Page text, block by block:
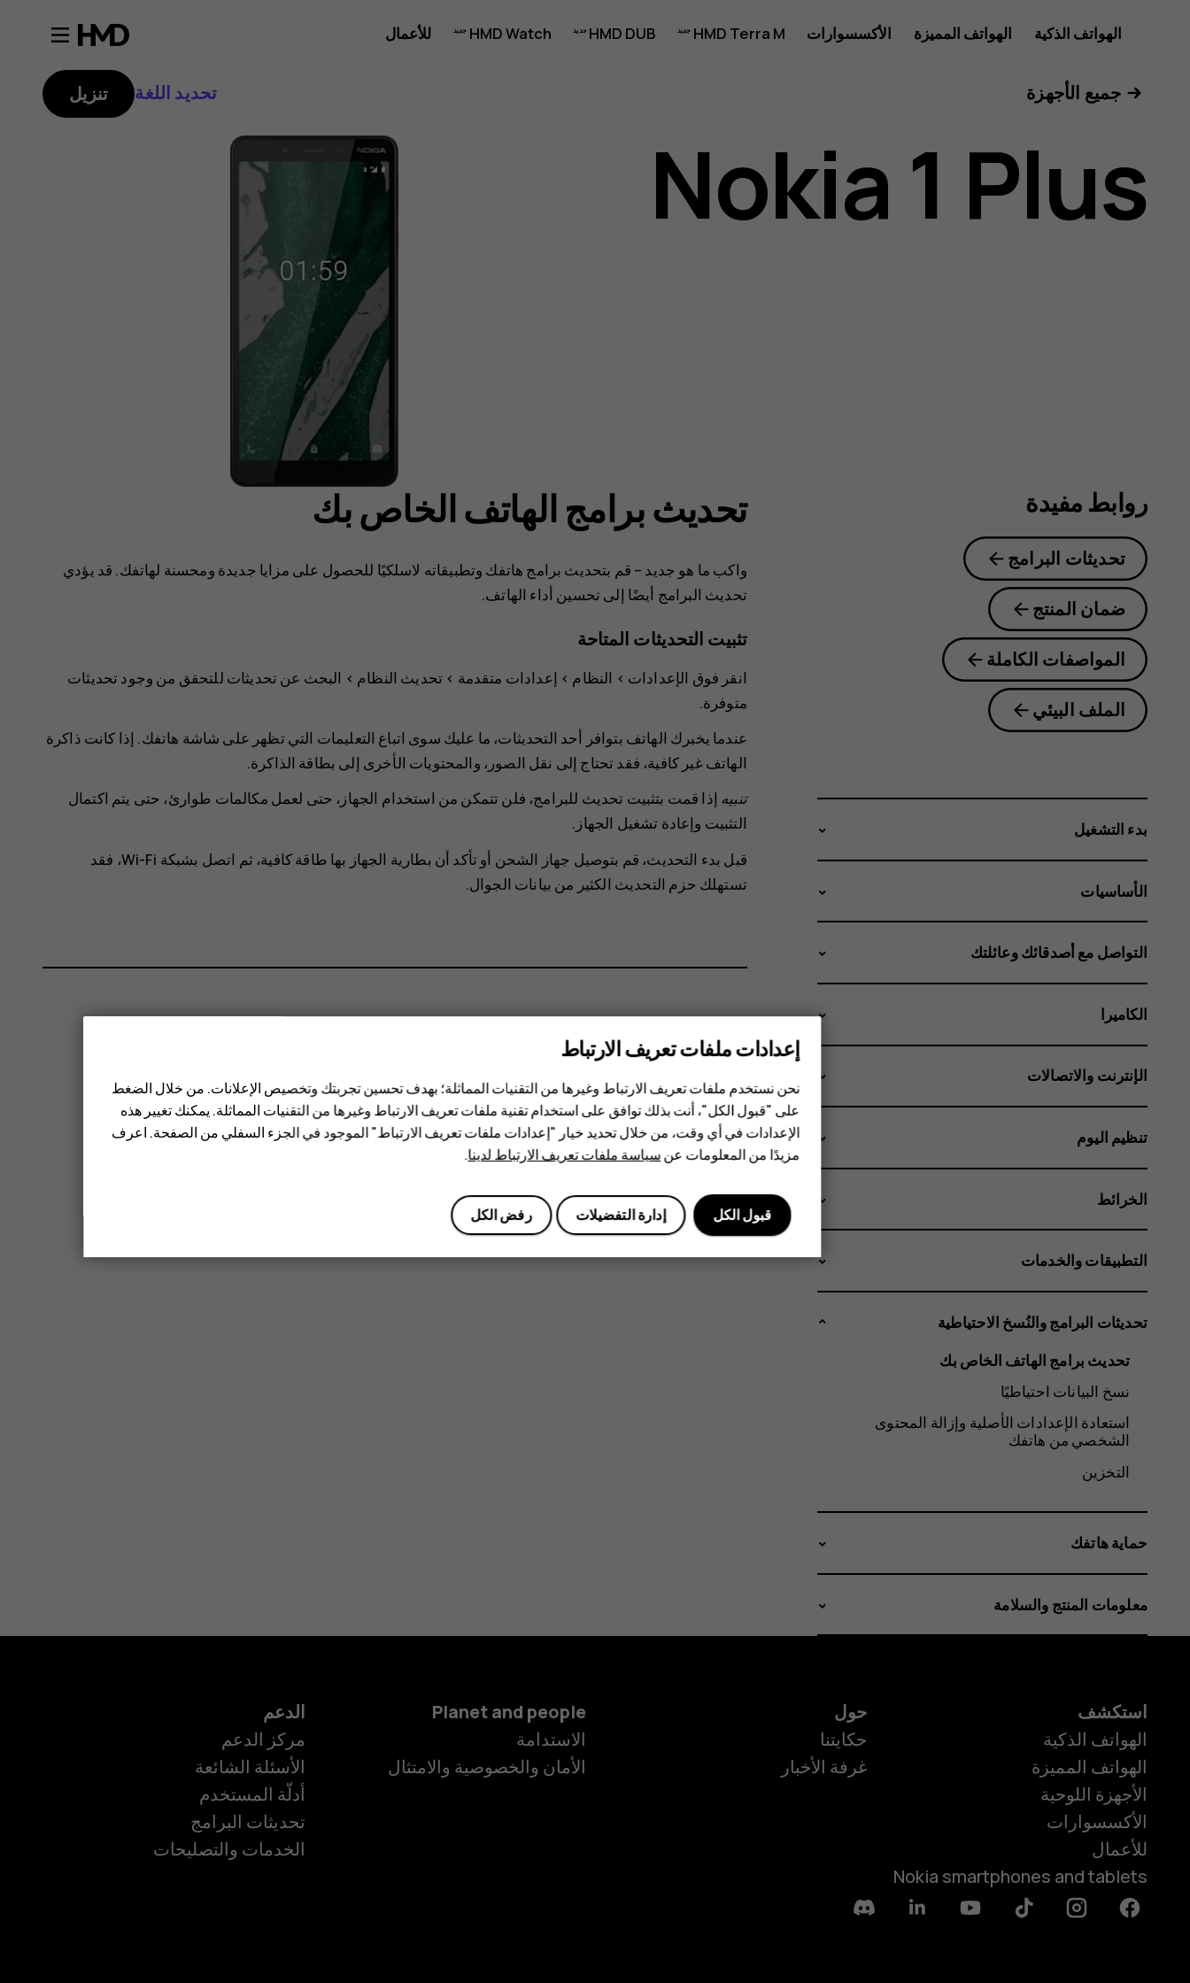
دليل
مستخدم
Nokia
الهواتف الذكية الهواتف المميزة الأكسسوارات HMD Terra M
HMD DUB
HMD Watch
للأعمال
الهواتف الذكية
جميع الأجهزة تحديد اللغة تنزيل
Nokia 1 Plus
تحديث برامج الهاتف الخاص بك
واكب ما هو جديد – قم بتحديث برامج هاتفك وتطبيقاته لاسلكيًا للحصول على مزايا جديدة ومحسنة لهاتفك. قد يؤدي
تحديث البرامج أيضًا إلى تحسين أداء الهاتف.
تثبيت التحديثات المتاحة
انقر فوق الإعدادات‏‎ > النظام > إعدادات متقدمة > تحديث النظام > البحث عن تحديثات للتحقق من وجود تحديثات
متوفرة.
عندما يخبرك الهاتف بتوافر أحد التحديثات، ما عليك سوى اتباع التعليمات التي تظهر على شاشة هاتفك. إذا كانت ذاكرة
الهاتف غير كافية، فقد تحتاج إلى نقل الصور، والمحتويات الأخرى إلى بطاقة الذاكرة.
تنبيه إذا قمت بتثبيت تحديث للبرامج، فلن تتمكن من استخدام الجهاز، حتى لعمل مكالمات طوارئ، حتى يتم اكتمال
التثبيت وإعادة تشغيل الجهاز.
قبل بدء التحديث، قم بتوصيل جهاز الشحن أو تأكد أن بطارية الجهاز بها طاقة كافية، ثم اتصل بشبكة Wi-Fi، فقد
تستهلك حزم التحديث الكثير من بيانات الجوال.
هل وجدت هذه المعلومات مفيدة؟
نعم لا
روابط مفيدة
تحديثات البرامج
ضمان المنتج
المواصفات الكاملة
الملف البيئي
بدء التشغيل
الأساسيات
التواصل مع أصدقائك وعائلتك
الكاميرا
الإنترنت والاتصالات
تنظيم اليوم
الخرائط
التطبيقات والخدمات
تحديثات البرامج والنُسخ الاحتياطية
تحديث برامج الهاتف الخاص بك
نسخ البيانات احتياطيًا
استعادة الإعدادات الأصلية وإزالة المحتوى
الشخصي من هاتفك
التخزين
حماية هاتفك
معلومات المنتج والسلامة
استكشف
الهواتف الذكية
الهواتف المميزة
الأجهزة اللوحية
الأكسسوارات
للأعمال
Nokia smartphones and tablets
حول
حكايتنا
غرفة الأخبار
Planet and people
الاستدامة
الأمان والخصوصية والامتثال
الدعم
مركز الدعم
الأسئلة الشائعة
أدلّة المستخدم
تحديثات البرامج
الخدمات والتصليحات
Facebook
Instagram
Tiktok
Youtube
Linkedin
Discord
إعدادات ملفات تعريف الارتباط
نحن نستخدم ملفات تعريف الارتباط وغيرها من التقنيات المماثلة؛ بهدف تحسين تجربتك وتخصيص الإعلانات. من خلال الضغط
على "قبول الكل"، أنت بذلك توافق على استخدام تقنية ملفات تعريف الارتباط وغيرها من التقنيات المماثلة. يمكنك تغيير هذه
الإعدادات في أي وقت، من خلال تحديد خيار "إعدادات ملفات تعريف الارتباط" الموجود في الجزء السفلي من الصفحة. اعرف
مزيدًا من المعلومات عنسياسة ملفات تعريف الارتباط لدينا.
رفض الكل إدارة التفضيلات قبول الكل